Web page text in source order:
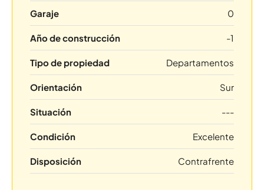
Garaje 0
Año de construcción -1
Tipo de propiedad Departamentos
Orientación Sur
Situación ---
Condición Excelente
Disposición Contrafrente